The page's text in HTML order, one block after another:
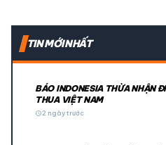
TIN MỚI NHẤT
BÁO INDONESIA THỪA NHẬN
THUA VIỆT NAM
schedule2 ngày trước